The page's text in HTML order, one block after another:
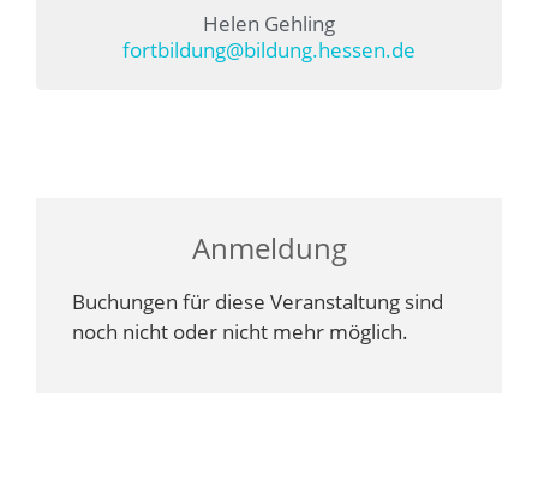
Helen Gehling
fortbildung@bildung.hessen.de
Anmeldung
Buchungen für diese Veranstaltung sind
noch nicht oder nicht mehr möglich.